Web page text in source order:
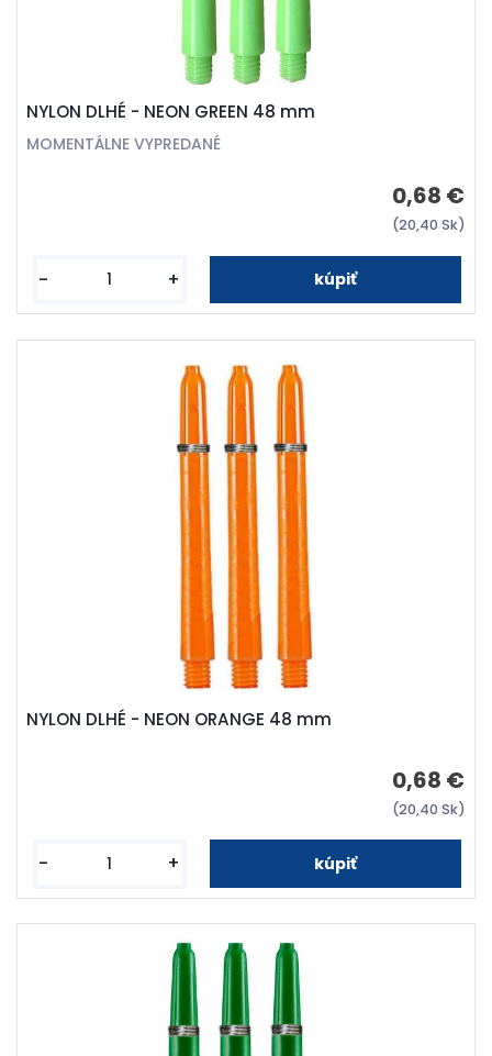
NYLON DLHÉ - NEON GREEN 48 mm
MOMENTÁLNE VYPREDANÉ
0,68 €
(20,40 Sk)
- +
NYLON DLHÉ - NEON ORANGE 48 mm
0,68 €
(20,40 Sk)
- +